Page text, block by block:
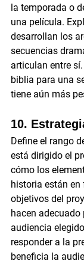
la temporada o
una película.
desarrollan los
secuencias
articulan entre
biblia para una
tiene aún más
10.
Define el rango
está dirigido el
cómo los
historia están
objetivos del
hacen adecuado
audiencia
responder a la
beneficia la